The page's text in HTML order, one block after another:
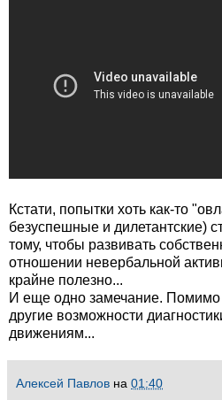
Кстати, попытки хоть как-то
безуспешные и дилетантские)
тому, чтобы развивать
отношении невербальной
крайне полезно...
И еще одно замечание. Помимо
другие возможности
движениям...
Алексей Павлов на 01:40